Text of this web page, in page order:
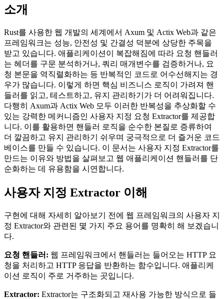
소개
Rust를 사용한 웹 개발의 세계에서 Axum 및 Actix Web과 같은
프레임워크는 성능, 안전성 및 간결성 덕분에 상당한 주목을
받고 있습니다. 애플리케이션이 복잡해짐에 따라 요청 핸들러
는 헤더를 구문 분석하거나, 쿼리 매개변수를 검증하거나, 요
청 본문을 역직렬화하는 등 반복적인 코드로 어수선해지는 경
우가 많습니다. 이렇게 하면 핵심 비즈니스 로직이 가려져 핸
들러를 읽고, 테스트하고, 유지 관리하기가 더 어려워집니다.
다행히 Axum과 Actix Web 모두 이러한 반복성을 추상화할 수
있는 강력한 메커니즘인 사용자 지정 요청 Extractor를 제공합
니다. 이를 활용하면 핸들러 로직을 순수한 본질로 증류하여
더 깔끔하고 유지 관리하기 쉬우며 궁극적으로 더 즐거운 코드
베이스를 만들 수 있습니다. 이 문서는 사용자 지정 Extractor를
만드는 이유와 방법을 살펴보고 웹 애플리케이션 핸들러를 단
순화하는 데 유용함을 시연합니다.
사용자 지정 Extractor 이해
구현에 대해 자세히 알아보기 전에 웹 프레임워크의 사용자 지
정 Extractor와 관련된 몇 가지 주요 용어를 명확히 해 보겠습니
다.
요청 핸들러: 웹 프레임워크에서 핸들러는 들어오는 HTTP 요
청을 처리하고 HTTP 응답을 반환하는 함수입니다. 애플리케
이션 로직이 주로 거주하는 곳입니다.
Extractor: Extractor는 구조화되고 재사용 가능한 방식으로 들